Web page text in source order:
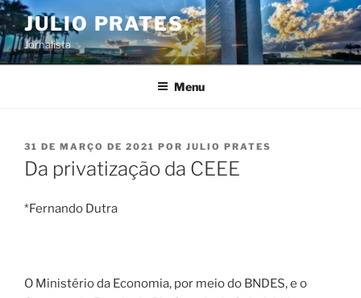
Pular
para
o
conteúdo
JULIO PRATES
Jornalista
Menu
PUBLICADO
EM
31 DE MARÇO DE 2021 POR JULIO PRATES
Da privatização da CEEE
*Fernando Dutra
O Ministério da Economia, por meio do BNDES, e o